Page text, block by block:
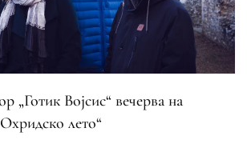
„Готик Војсис“ вечерва на
лето“